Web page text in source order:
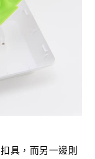
具，而另一邊則